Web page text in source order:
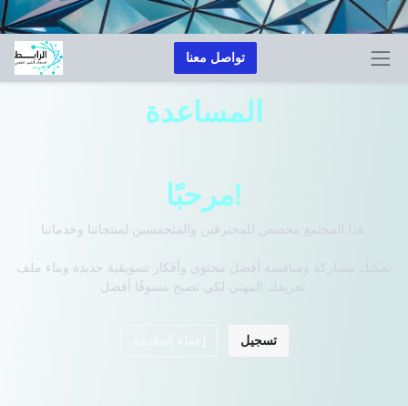
تواصل معنا
المساعدة
مرحبًا!
هذا المجتمع مخصص للمحترفين والمتحمسين لمنتجاتنا وخدماتنا.
يمكنك مشاركة ومناقشة أفضل محتوى وأفكار تسويقية جديدة وبناء ملف
تسجيل